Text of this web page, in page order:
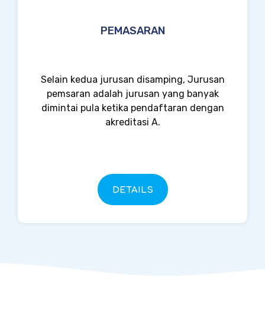
PEMASARAN
Selain kedua jurusan disamping, Jurusan
pemsaran adalah jurusan yang banyak
dimintai pula ketika pendaftaran dengan
akreditasi A.
DETAILS